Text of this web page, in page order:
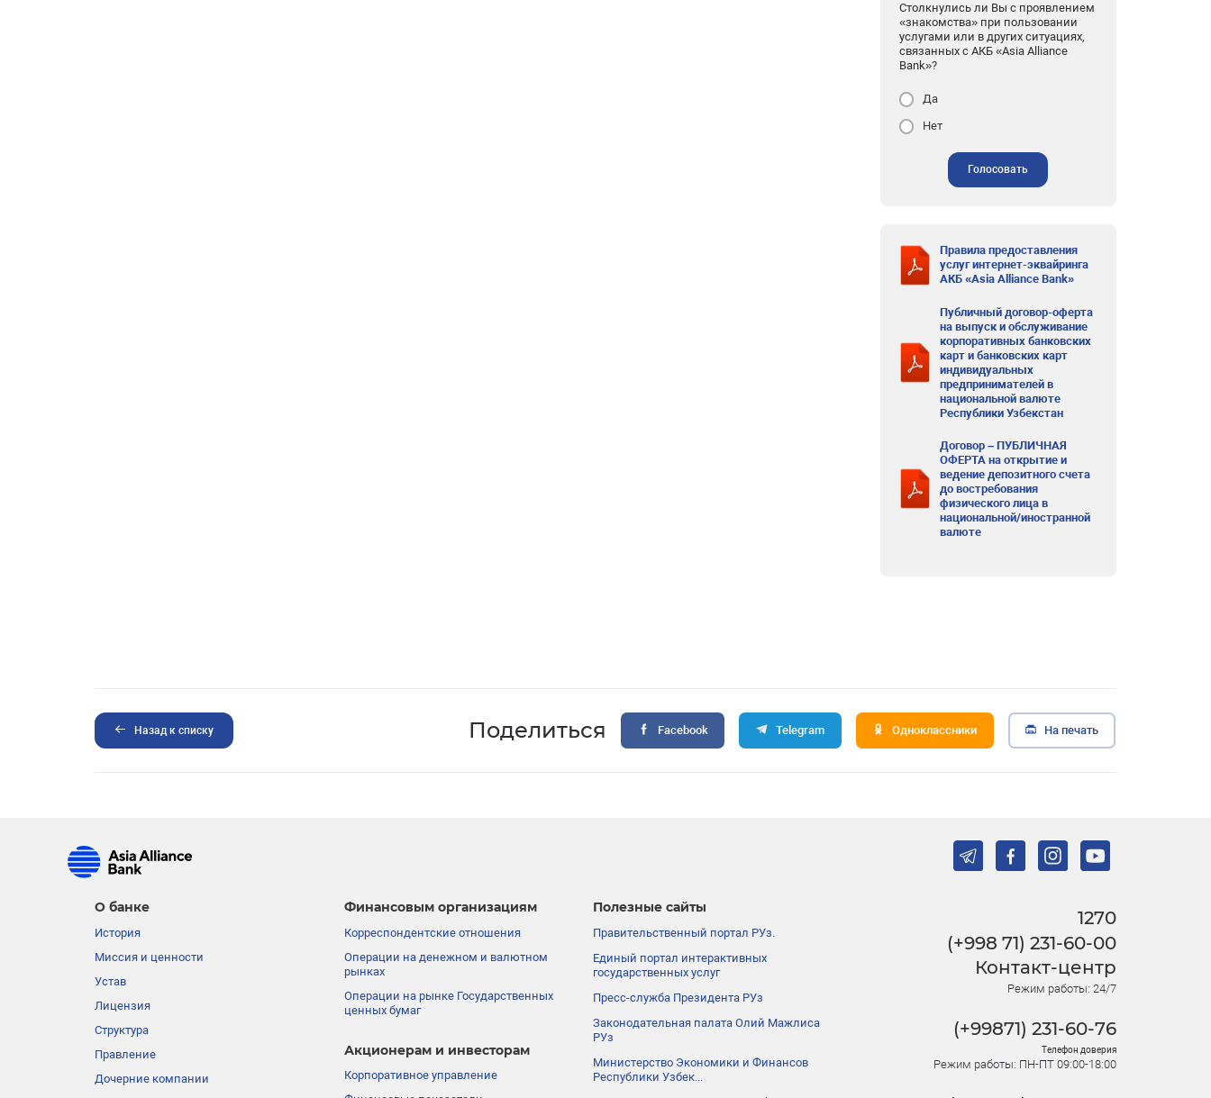
Столкнулись ли Вы с проявлением
«знакомства» при пользовании
услугами или в других ситуациях,
связанных с АКБ «Asia Alliance
Bank»?
Да
Нет
Голосовать
Правила предоставления
услуг интернет-эквайринга
АКБ «Asia Alliance Bank»
Публичный договор-оферта
на выпуск и обслуживание
корпоративных банковских
карт и банковских карт
индивидуальных
предпринимателей в
национальной валюте
Республики Узбекстан
Договор – ПУБЛИЧНАЯ
ОФЕРТА на открытие и
ведение депозитного счета
до востребования
физического лица в
национальной/иностранной
валюте
Назад к списку Поделиться Facebook Telegram Одноклассники На печать
О банке
История
Миссия и ценности
Устав
Лицензия
Структура
Правление
Дочерние компании
Финансовым организациям
Корреспондентские отношения
Операции на денежном и валютном
рынках
Операции на рынке Государственных
ценных бумаг
Акционерам и инвесторам
Корпоративное управление
Полезные сайты
Правительственный портал РУз.
Единый портал интерактивных
государственных услуг
Пресс-служба Президента РУз
Законодательная палата Олий Мажлиса
РУз
Министерство Экономики и Финансов
Республики Узбек...
1270
(+998 71) 231-60-00
Контакт-центр
Режим работы: 24/7
(+99871) 231-60-76
Телефон доверия
Режим работы: ПН-ПТ 09:00-18:00